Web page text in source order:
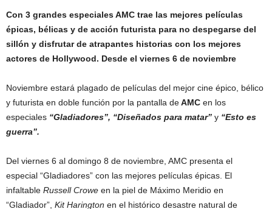
Con 3 grandes especiales AMC trae las mejores películas
épicas, bélicas y de acción futurista para no despegarse del
sillón y disfrutar de atrapantes historias con los mejores
actores de Hollywood. Desde el viernes 6 de noviembre
Noviembre estará plagado de películas del mejor cine épico, bélico
y futurista en doble función por la pantalla deAMC en los
especiales “Gladiadores”, “Diseñados para matar” y “Esto es
guerra”.
Del viernes 6 al domingo 8 de noviembre, AMC presenta el
especial “Gladiadores” con las mejores películas épicas. El
infaltable Russell Crowe en la piel de Máximo Meridio en
“Gladiador”, Kit Harington en el histórico desastre natural de